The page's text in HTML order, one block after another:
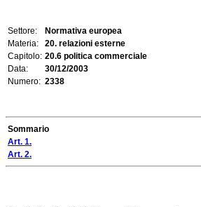
Settore:
Normativa europea
Materia:
20. relazioni esterne
Capitolo: 20.6 politica commerciale
Data:
30/12/2003
Numero: 2338
Sommario
Art. 1.
Art. 2.